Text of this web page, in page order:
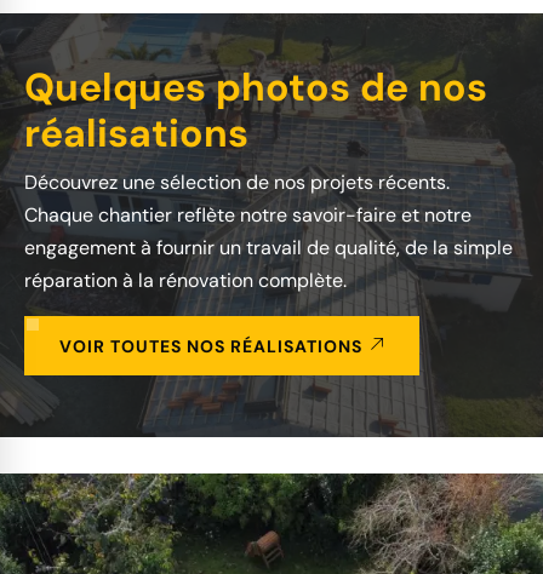
Quelques photos de nos
réalisations
Découvrez une sélection de nos projets récents.
Chaque chantier reflète notre savoir-faire et notre
engagement à fournir un travail de qualité, de la simple
réparation à la rénovation complète.
VOIR TOUTES NOS RÉALISATIONS